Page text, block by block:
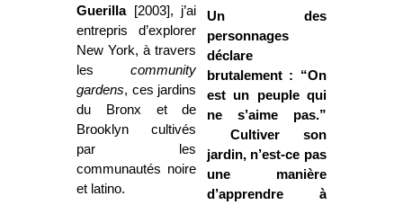
Guerilla[2003], j’ai
entrepris d’explorer
New York, à travers
lescommunity
gardens, ces jardins
du Bronx et de
Brooklyn cultivés
par les
communautés noire
et latino.
Un des
personnages
déclare
brutalement : “On
est un peuple qui
ne s’aime pas.”
Cultiver son
jardin, n’est-ce pas
une manière
d’apprendre à